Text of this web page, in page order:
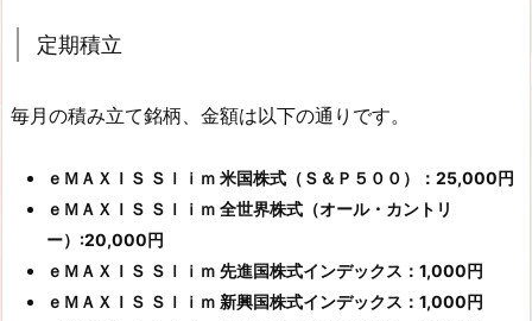
定期積立
毎月の積み立て銘柄、金額は以下の通りです。
ｅＭＡＸＩＳ Ｓｌｉｍ 米国株式（Ｓ＆Ｐ５００）：25,000円
ｅＭＡＸＩＳ Ｓｌｉｍ 全世界株式（オール・カントリ
ー）:20,000円
ｅＭＡＸＩＳ Ｓｌｉｍ 先進国株式インデックス：1,000円
ｅＭＡＸＩＳ Ｓｌｉｍ 新興国株式インデックス：1,000円